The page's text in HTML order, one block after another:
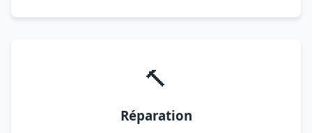
🔨
Réparation